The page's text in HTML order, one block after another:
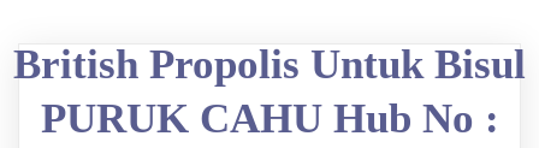
British Propolis Untuk Bisul
PURUK CAHU Hub No :